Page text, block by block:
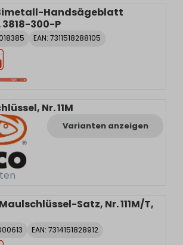
Handsägeblatt
3818-300-P
EAN: 7311518288105
Nr. 11M
Varianten anzeigen
Satz, Nr. 111M/T,
EAN: 7314151828912